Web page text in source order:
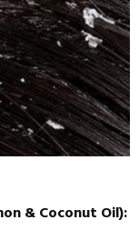
& Coconut Oil):